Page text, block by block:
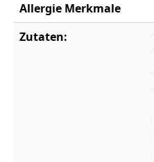
Allergie Merkmale
Zutaten: